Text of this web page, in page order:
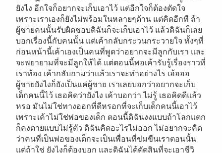
ยังไง อีกใจก็อยากจะเก็บเอาไว้ แต่อีกใจก็ต้องตัดใจ
เพราะเราเองก็ยังไม่พร้อมในหลายๆด้าน แต่คิดอีกที ถ้า
ผู้ชายคนนั้นรับผิดชอบดิฉันก็จะเก็บเอาไว้ แล้วดิฉันก็เลย
บอกเรื่องนี้กับคนนั้น แต่เค้ากลับกระวนกระวายใจ ทั้งๆที่
ก่อนหน้านี้เค้าเองเป็นคนที่พูดว่าอยากจะมีลูกกับเรา และ
จะพยายามที่จะมีลูกให้ได้ แต่ตอนนี้พอเค้ารับรู้เรื่องราวที่
เราท้อง เค้ากลับถามว่าแล้วเราจะทำอย่างไร เฮ้อออ
ผู้ชายยังไงก็ยังเป็นแค่ผู้ชาย เราเลยบอกว่าอยากจะเก็บ
เด็กคนนี้ไว้ เธอคิดว่ายังไง เค้าบอกว่า ไม่รู้ เธอคิดดีแล้ว
หรอ มันไม่ใช่ทางออกที่ดีหรอกที่จะเก็บเด็กคนนี้เอาไว้
เพราะเค้าไม่ใช่พ่อของเด็ก ตอนนี้ดิฉันงงแบบถ้าโลกแตก
ก็คงตายแบบไม่รู้ตัว ดิฉันคิดอะไรไม่ออก ไม่อยากจะคิด
ว่าคนที่เป็นพ่อของเด็กจะเป็นเพื่อนที่ข่มขืนเราตอนนั้น
แต่ถ้าใช่ ยังไงก็ต้องบอก และดิฉันได้ตัดสินที่จะเอาชีวิ